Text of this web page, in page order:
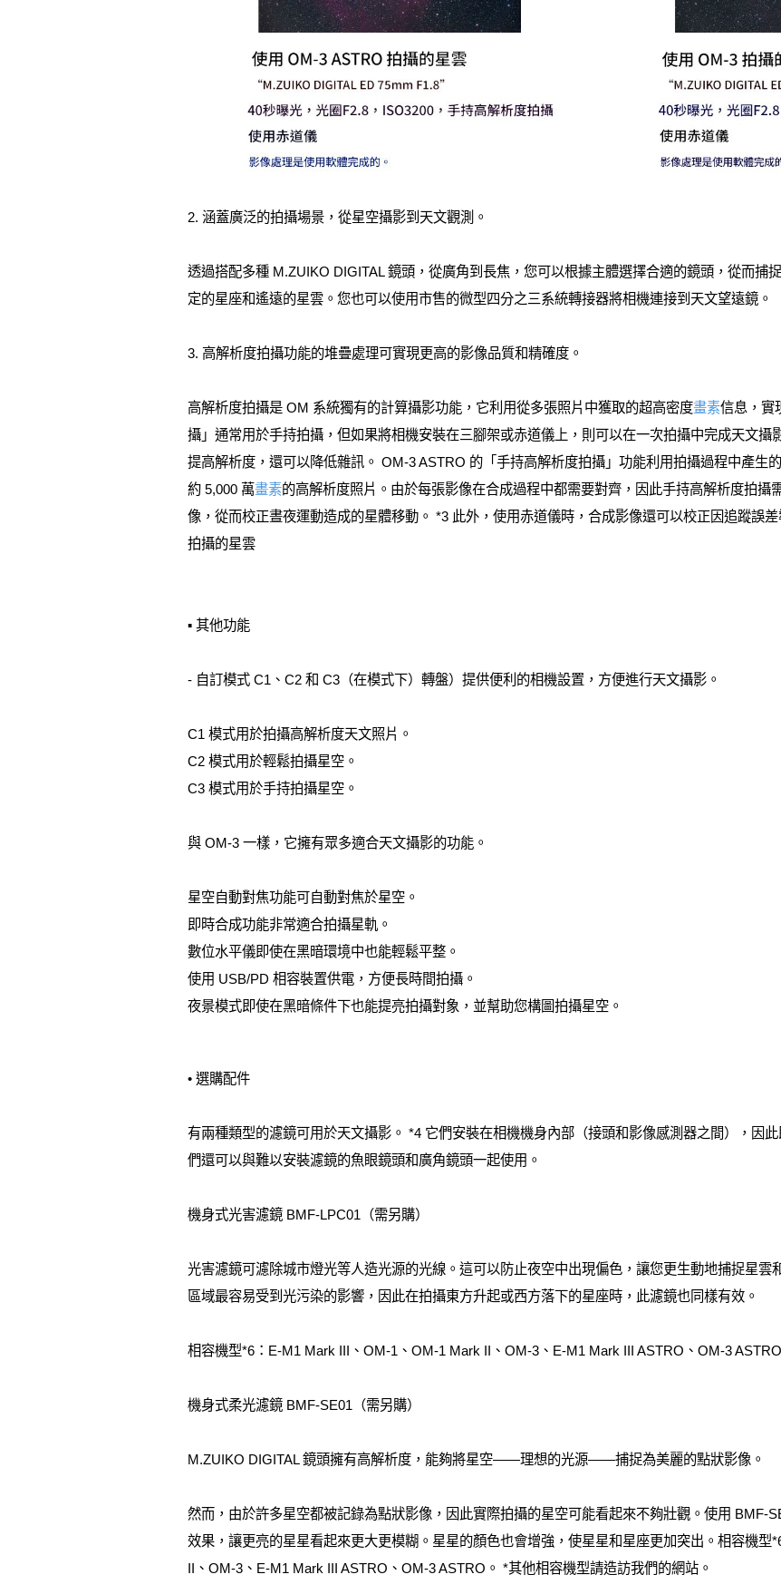
2. 涵蓋廣泛的拍攝場景，從星空攝影到天文觀測。
透過搭配多種 M.ZUIKO DIGITAL 鏡頭，從廣角到長焦，您可以根據主體選擇合適的鏡頭，從而捕
定的星座和遙遠的星雲。您也可以使用市售的微型四分之三系統轉接器將相機連接到天文望遠鏡。
3. 高解析度拍攝功能的堆疊處理可實現更高的影像品質和精確度。
高解析度拍攝是 OM 系統獨有的計算攝影功能，它利用從多張照片中獲取的超高密度畫素信息，實
攝」通常用於手持拍攝，但如果將相機安裝在三腳架或赤道儀上，則可以在一次拍攝中完成天文攝
提高解析度，還可以降低雜訊。 OM-3 ASTRO 的「手持高解析度拍攝」功能利用拍攝過程中產生
約 5,000 萬畫素的高解析度照片。由於每張影像在合成過程中都需要對齊，因此手持高解析度拍攝
像，從而校正晝夜運動造成的星體移動。 *3 此外，使用赤道儀時，合成影像還可以校正因追蹤誤
拍攝的星雲
▪ 其他功能
- 自訂模式 C1、C2 和 C3（在模式下）轉盤）提供便利的相機設置，方便進行天文攝影。
C1 模式用於拍攝高解析度天文照片。
C2 模式用於輕鬆拍攝星空。
C3 模式用於手持拍攝星空。
與 OM-3 一樣，它擁有眾多適合天文攝影的功能。
星空自動對焦功能可自動對焦於星空。
即時合成功能非常適合拍攝星軌。
數位水平儀即使在黑暗環境中也能輕鬆平整。
使用 USB/PD 相容裝置供電，方便長時間拍攝。
夜景模式即使在黑暗條件下也能提亮拍攝對象，並幫助您構圖拍攝星空。
• 選購配件
有兩種類型的濾鏡可用於天文攝影。 *4 它們安裝在相機機身內部（接頭和影像感測器之間），因
們還可以與難以安裝濾鏡的魚眼鏡頭和廣角鏡頭一起使用。
機身式光害濾鏡 BMF-LPC01（需另購）
光害濾鏡可濾除城市燈光等人造光源的光線。這可以防止夜空中出現偏色，讓您更生動地捕捉星雲
區域最容易受到光污染的影響，因此在拍攝東方升起或西方落下的星座時，此濾鏡也同樣有效。
相容機型*6：E-M1 Mark III、OM-1、OM-1 Mark II、OM-3、E-M1 Mark III ASTRO、OM-3
機身式柔光濾鏡 BMF-SE01（需另購）
M.ZUIKO DIGITAL 鏡頭擁有高解析度，能夠將星空——理想的光源——捕捉為美麗的點狀影像。
然而，由於許多星空都被記錄為點狀影像，因此實際拍攝的星空可能看起來不夠壯觀。使用 BMF-
效果，讓更亮的星星看起來更大更模糊。星星的顏色也會增強，使星星和星座更加突出。相容機型
II、OM-3、E-M1 Mark III ASTRO、OM-3 ASTRO。 *其他相容機型請造訪我們的網站。